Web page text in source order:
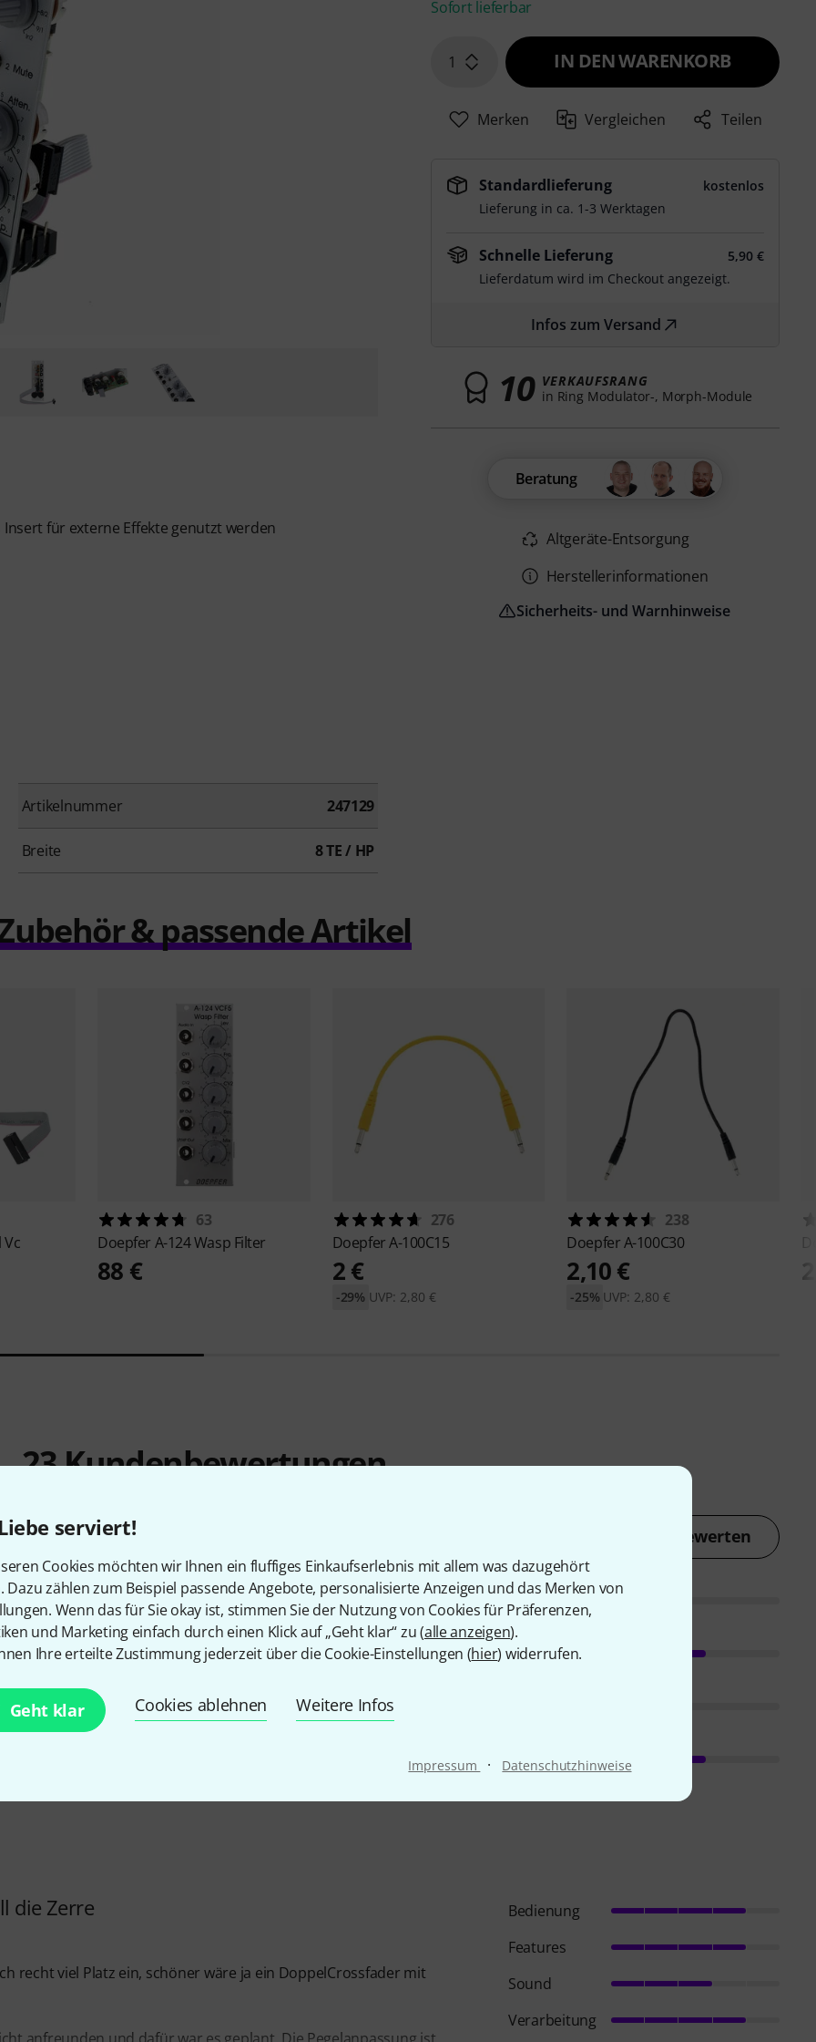
serviert!
Cookies möchten wir Ihnen ein fluffiges Einkaufserlebnis mit allem was dazugehört
Dazu zählen zum Beispiel passende Angebote, personalisierte Anzeigen und das Merken von
Wenn das für Sie okay ist, stimmen Sie der Nutzung von Cookies für Präferenzen,
und Marketing einfach durch einen Klick auf „Geht klar“ zu (alle anzeigen).
Ihre erteilte Zustimmung jederzeit über die Cookie-Einstellungen (hier) widerrufen.
Geht klar Cookies ablehnen Weitere Infos
Impressum · Datenschutzhinweise
für externe Effekte genutzt werden
Artikelnummer 247129
Breite 8 TE / HP
Sofort lieferbar
1 IN DEN WARENKORB
Merken Vergleichen Teilen
Standardlieferung
kostenlos
Lieferung in ca. 1-3 Werktagen
Schnelle Lieferung
5,90 €
Lieferdatum wird im Checkout angezeigt.
Infos zum Versand
10 VERKAUFSRANG
in Ring Modulator-, Morph-Module
Beratung
Altgeräte-Entsorgung
Herstellerinformationen
Sicherheits- und Warnhinweise
& passende Artikel
Vc
63
Doepfer A-124 Wasp Filter
88 €
276
DoepferA-100C15
2 €
UVP: 2,80 €
-29%
238
DoepferA-100C30
2,10 €
UVP: 2,80 €
-25%
23Kundenbewertungen
4.6 Jetzt bewerten
die Zerre
recht viel Platz ein, schöner wäre ja ein DoppelCrossfader mit
Bedienung
Features
Sound
Verarbeitung